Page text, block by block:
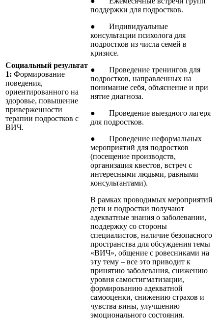
Социальный результат
1: Формирование
поведения,
ориентированного на
здоровье, повышение
приверженности
терапии подростков с
ВИЧ.
поддержки для подростков.
● Индивидуальные
консультации психолога для
подростков из числа семей в
кризисе.
● Проведение тренингов для
подростков, направленных на
понимание себя, объяснение и при
нятие диагноза.
● Проведение выездного лагеря
для подростков.
● Проведение неформальных
мероприятий для подростков
(посещение производств,
организация квестов, встреч с
интересными людьми, равными
консультантами).
В рамках проводимых мероприятий
дети и подростки получают
адекватные знания о заболевании,
поддержку со стороны
специалистов, наличие безопасного
пространства для обсуждения темы
«ВИЧ», общение с ровесниками на
эту тему – все это приводит к
принятию заболевания, снижению
уровня самостигматизации,
формированию адекватной
самооценки, снижению страхов и
чувства вины, улучшению
эмоционального состояния.